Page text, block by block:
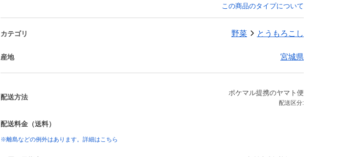
この商品のタイプについて
カテゴリ 野菜 とうもろこし
産地 宮城県
配送方法
ポケマル提携のヤマト便
配送区分:
配送料金（送料）
※離島などの例外はあります。詳細はこちら